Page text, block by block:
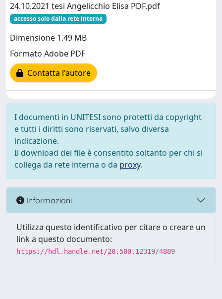
24.10.2021 tesi Angelicchio Elisa PDF.pdf
accesso solo dalla rete interna
Dimensione 1.49 MB
Formato Adobe PDF
Contatta l'autore
I documenti in UNITESI sono protetti da copyright
e tutti i diritti sono riservati, salvo diversa
indicazione.
Il download dei file è consentito soltanto per chi si
collega da rete interna o da proxy.
Informazioni
Utilizza questo identificativo per citare o creare un
link a questo documento:
https://hdl.handle.net/20.500.12319/4889